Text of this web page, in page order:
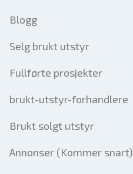
Blogg
Selg brukt utstyr
Fullførte prosjekter
brukt-utstyr-forhandlere
Brukt solgt utstyr
Annonser (Kommer snart)